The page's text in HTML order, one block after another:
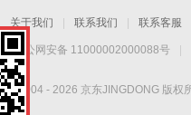
关于我们 联系我们 联系客服
京公网安备 11000002000088号
© 2004 - 2026 京东JINGDONG 版权